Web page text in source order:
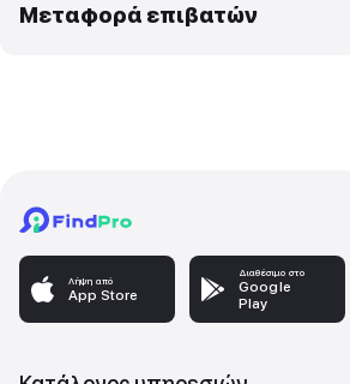
Μεταφορά επιβατών
Λήψη από
App Store
Διαθέσιμο στο
Google
Play